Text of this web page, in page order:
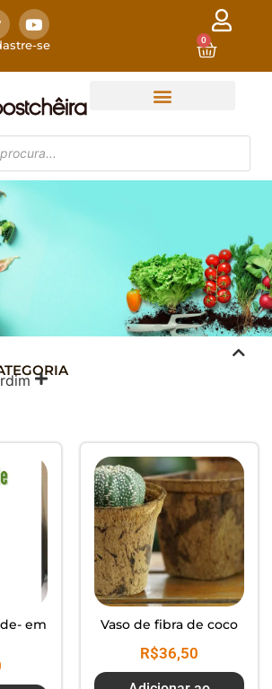
se 0
COMPOSTAGEM
DOMÉSTICA
seus Resíduos - Trate
em Vaso de fibra de coco
R$36,50